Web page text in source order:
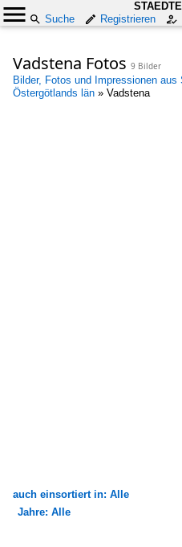
STAEDTE
Suche
Registrieren
Vadstena Fotos 9 Bilder
Bilder, Fotos und Impressionen aus
Östergötlands län » Vadstena
auch einsortiert in: Alle
Jahre: Alle